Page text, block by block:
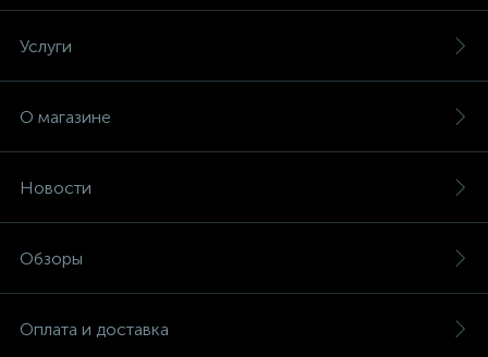
Услуги
О магазине
Новости
Обзоры
Оплата и доставка